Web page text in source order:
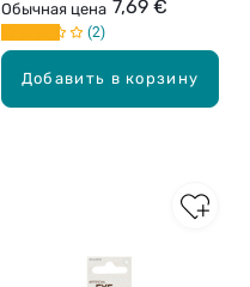
Добавить в корзину
Обычная цена 7,69 €
2